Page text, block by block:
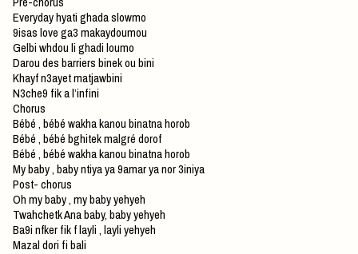
Everyday hyati ghada slowmo
9isas love ga3 makaydoumou
Gelbi whdou li ghadi loumo
Darou des barriers binek ou bini
Khayf n3ayet matjawbini
N3che9 fik a l’infini
Chorus
Bébé , bébé wakha kanou binatna horob
Bébé , bébé bghitek malgré dorof
Bébé , bébé wakha kanou binatna horob
My baby , baby ntiya ya 9amar ya nor 3iniya
Post- chorus
Oh my baby , my baby yehyeh
Twahchetk Ana baby, baby yehyeh
Ba9i nfker fik f layli , layli yehyeh
Mazal dori fi bali